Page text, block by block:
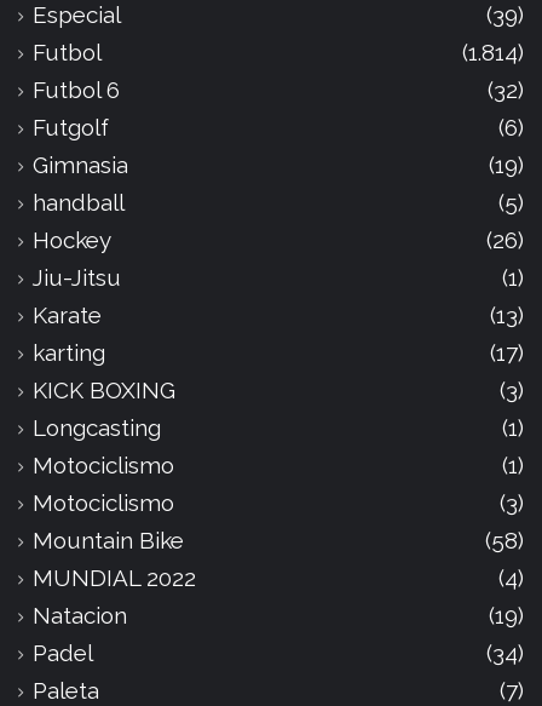
Especial
(39)
Futbol
(1.814)
Futbol 6
(32)
Futgolf
(6)
Gimnasia
(19)
handball
(5)
Hockey
(26)
Jiu-Jitsu
(1)
Karate
(13)
karting
(17)
KICK BOXING
(3)
Longcasting
(1)
Motociclismo
(1)
Motociclismo
(3)
Mountain Bike
(58)
MUNDIAL 2022
(4)
Natacion
(19)
Padel
(34)
Paleta
(7)